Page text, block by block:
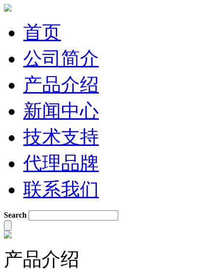
首页
公司简介
产品介绍
新闻中心
技术支持
代理品牌
联系我们
Search
产品介绍